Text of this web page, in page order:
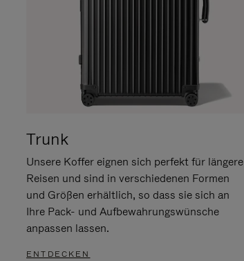
Trunk
Unsere Koffer eignen sich perfekt für längere
Reisen und sind in verschiedenen Formen
und Größen erhältlich, so dass sie sich an
Ihre Pack- und Aufbewahrungswünsche
anpassen lassen.
ENTDECKEN